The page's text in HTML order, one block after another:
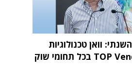
מחקר STKI השנתי: וואן טכנולוגיות
דורגה כ-TOP Vendor בכל תחומי שוק